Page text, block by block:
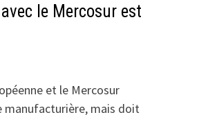
le Mercosur est
et le Mercosur
manufacturière, mais doit